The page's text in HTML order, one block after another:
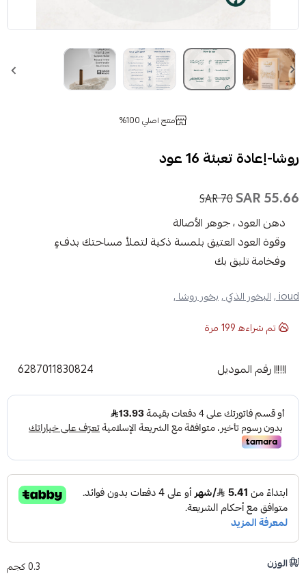
منتج اصلي 100%
روشا-إعادة تعبئة 16 عود
55.66 SAR
70 SAR
دهن العود ، جوهر الأصالة
وقوة العود العتيق بلمسة ذكية لتملأ مساحتك بدفءٍ
وفخامة تليق بك
ioud , البخور الذكي ,بخور روشا ,
تم شراءه199مرة
رقم الموديل 6287011830824
الوزن 0.3 كجم
ioud store